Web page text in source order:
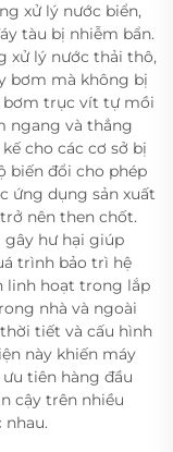
xử lý nước biển,
tàu bị nhiễm bẩn.
xử lý nước thải thô,
bơm mà không bị
bơm trục vít tự mồi
ngang và thẳng
cho các cơ sở bị
biến đổi cho phép
ứng dụng sản xuất
nên then chốt.
hư hại giúp
trình bảo trì hệ
linh hoạt trong lắp
nhà và ngoài
tiết và cấu hình
này khiến máy
tiên hàng đầu
cậy trên nhiều